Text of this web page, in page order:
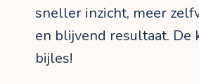
sneller inzicht, meer
en blijvend resultaat. De
bijles!